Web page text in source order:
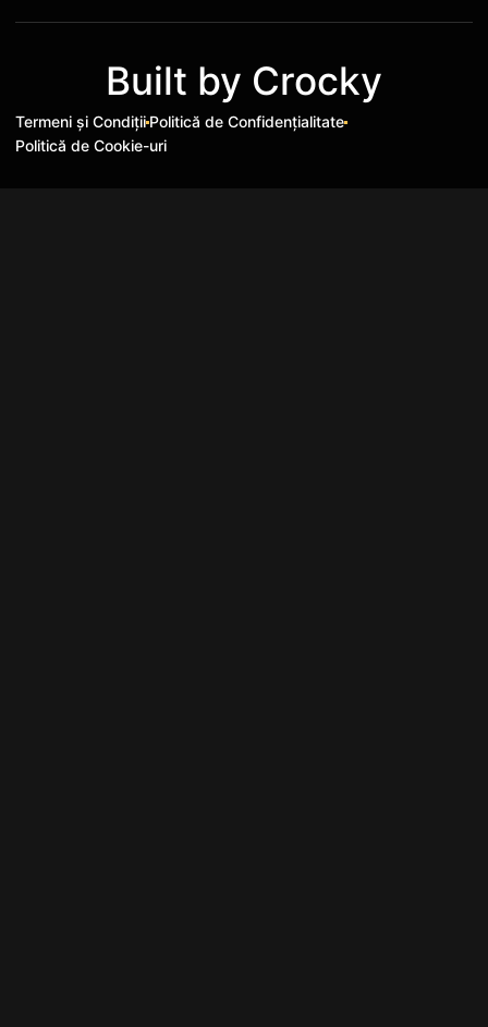
Built by Crocky
Termeni și Condiții Politică de Confidențialitate
Politică de Cookie-uri